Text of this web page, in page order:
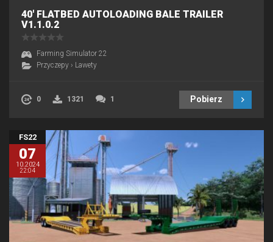
40′ FLATBED AUTOLOADING BALE TRAILER
V1.1.0.2
Farming Simulator 22
Przyczepy › Lawety
0 1321 1 Pobierz
FS22
07
10.2024
22:04